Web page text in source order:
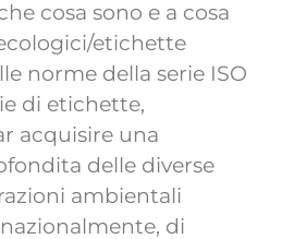
cosa sono e a cosa
etichette
norme della serie ISO
di etichette,
acquisire una
delle diverse
ambientali
di